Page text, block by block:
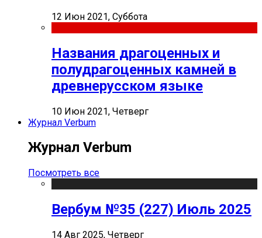
12 Июн 2021, Суббота
Названия драгоценных и
полудрагоценных камней в
древнерусском языке
10 Июн 2021, Четверг
Журнал Verbum
Журнал Verbum
Посмотреть все
Вербум №35 (227) Июль 2025
14 Авг 2025, Четверг